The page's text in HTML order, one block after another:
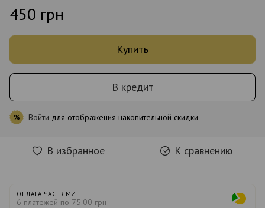
450 грн
Купить
В кредит
% Войти для отображения накопительной скидки
В избранное К сравнению
ОПЛАТА ЧАСТЯМИ
6 платежей по 75.00 грн